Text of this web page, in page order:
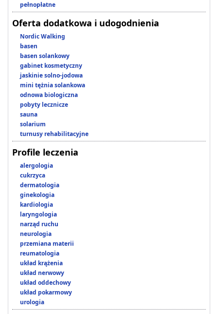
pełnopłatne
Oferta dodatkowa i udogodnienia
Nordic Walking
basen
basen solankowy
gabinet kosmetyczny
jaskinie solno-jodowa
mini tężnia solankowa
odnowa biologiczna
pobyty lecznicze
sauna
solarium
turnusy rehabilitacyjne
Profile leczenia
alergologia
cukrzyca
dermatologia
ginekologia
kardiologia
laryngologia
narząd ruchu
neurologia
przemiana materii
reumatologia
układ krążenia
układ nerwowy
układ oddechowy
układ pokarmowy
urologia